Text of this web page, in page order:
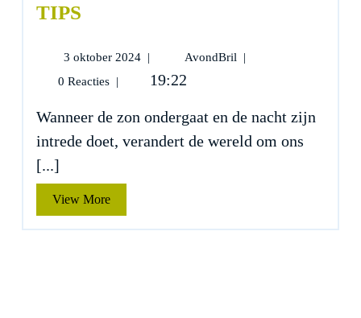
TIPS
3 oktober 2024 3
2024
| AvondBril
Bril
5
Beste
|
0 Reacties | 19:22
Wanneer de zon ondergaat en de nacht zijn
intrede doet, verandert de wereld om ons
[...]
View MoreView
More